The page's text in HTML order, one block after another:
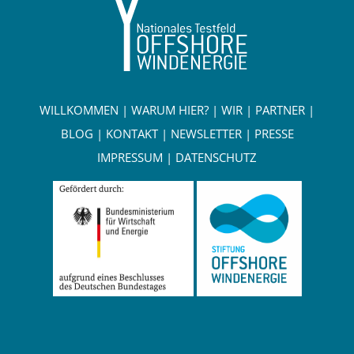
WILLKOMMEN | WARUM HIER? | WIR | PARTNER |
BLOG | KONTAKT| NEWSLETTER| PRESSE
IMPRESSUM | DATENSCHUTZ